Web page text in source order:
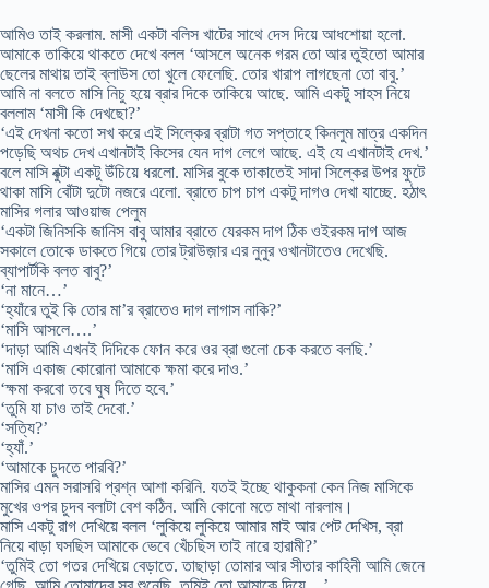
আমিও তাই করলাম. মাসী একটা বলিস খাটের সাথে দেস দিয়ে আধশোয়া হলো.
আমাকে তাকিয়ে থাকতে দেখে বলল ‘আসলে অনেক গরম তো আর তুইতো আমার
ছেলের মাথায় তাই ব্লাউস তো খুলে ফেলেছি. তোর খারাপ লাগছেনা তো বাবু.’
আমি না বলতে মাসি নিচু হয়ে ব্রার দিকে তাকিয়ে আছে. আমি একটু সাহস নিয়ে
বললাম ‘মাসী কি দেখছো?’
‘এই দেখনা কতো সখ করে এই সিল্কের ব্রাটা গত সপ্তাহে কিনলুম মাত্র একদিন
পড়েছি অথচ দেখ এখানটাই কিসের যেন দাগ লেগে আছে. এই যে এখানটাই দেখ.’
বলে মাসি বুক্টা একটু উঁচিয়ে ধরলো. মাসির বুকে তাকাতেই সাদা সিল্কের উপর ফুটে
থাকা মাসি বোঁটা দুটো নজরে এলো. ব্রাতে চাপ চাপ একটু দাগও দেখা যাচ্ছে. হঠাৎ
মাসির গলার আওয়াজ পেলুম
‘একটা জিনিসকি জানিস বাবু আমার ব্রাতে যেরকম দাগ ঠিক ওইরকম দাগ আজ
সকালে তোকে ডাকতে গিয়ে তোর ট্রাউজ়ার এর নুনুর ওখানটাতেও দেখেছি.
ব্যাপার্টকি বলত বাবু?’
‘না মানে…’
‘হ্যাঁরে তুই কি তোর মা’র ব্রাতেও দাগ লাগাস নাকি?’
‘মাসি আসলে….’
‘দাড়া আমি এখনই দিদিকে ফোন করে ওর ব্রা গুলো চেক করতে বলছি.’
‘মাসি একাজ কোরোনা আমাকে ক্ষমা করে দাও.’
‘ক্ষমা করবো তবে ঘুষ দিতে হবে.’
‘তুমি যা চাও তাই দেবো.’
‘সত্যি?’
‘হ্যাঁ.’
‘আমাকে চুদতে পারবি?’
মাসির এমন সরাসরি প্রশ্ন আশা করিনি. যতই ইচ্ছে থাকুকনা কেন নিজ মাসিকে
মুখের ওপর চুদব বলাটা বেশ কঠিন. আমি কোনো মতে মাথা নারলাম।
মাসি একটু রাগ দেখিয়ে বলল ‘লুকিয়ে লুকিয়ে আমার মাই আর পেট দেখিস, ব্রা
নিয়ে বাড়া ঘসছিস আমাকে ভেবে খেঁচছিস তাই নারে হারামী?’
‘তুমিই তো গতর দেখিয়ে বেড়াতে. তাছাড়া তোমার আর সীতার কাহিনী আমি জেনে